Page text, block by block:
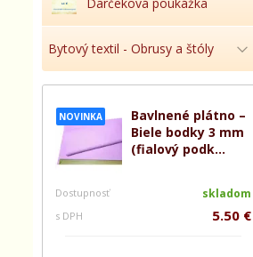
Bytový textil - Obrusy a štóly
NOVINKA
Bavlnené plátno –
Biele bodky 3 mm
(fialový podk...
Dostupnosť skladom
s DPH 5.50 €